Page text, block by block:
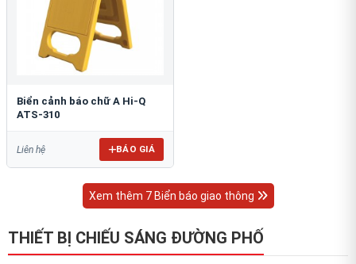
Biển cảnh báo chữ A Hi-Q
ATS-310
Liên hệ BÁO GIÁ
Xem thêm 7 Biển báo giao thông
THIẾT BỊ CHIẾU SÁNG ĐƯỜNG PHỐ